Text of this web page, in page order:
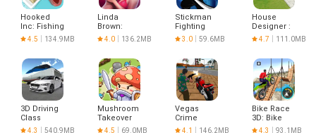
Hooked
Inc: Fishing
Games
4.5 134.9MB
Linda
Brown:
Interactive
Story
4.0 136.2MB
Stickman
Fighting
3.0 59.6MB
House
Designer :
Fix & Flip
4.7 111.0MB
3D Driving
Class
4.3 540.9MB
Mushroom
Takeover
4.5 69.0MB
Vegas
Crime
Simulator
4.1 146.2MB
Bike Race
3D: Bike
Stunt
4.3 93.1MB